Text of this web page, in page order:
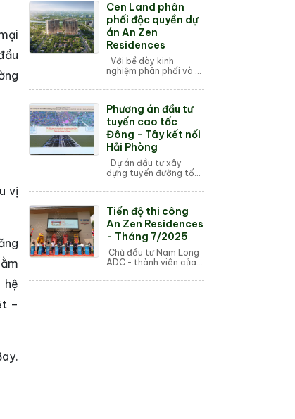
vị
hệ
–
ích đi kèm. Tiện ích
chung cư không ch...
Cen Land phân
phối độc quyền dự
án An Zen
Residences
Với bề dày kinh
nghiệm phân phối và vị
trường miền Bắc, Cen
ADC lựa chọn trở
thành đối tác chiến lư...
Phương án đầu tư
tuyến cao tốc
Đông - Tây kết nối
Hải Phòng
Dự án đầu tư xây
dựng tuyến đường tốc
Tây TP Hải Phòng có
đầu tư 19.129 tỷ đồng.
Mới đây, lãn...
Tiến độ thi công
An Zen Residences
- Tháng 7/2025
Chủ đầu tư Nam Long
ADC - thành viên của
chính thức ra mắt dự